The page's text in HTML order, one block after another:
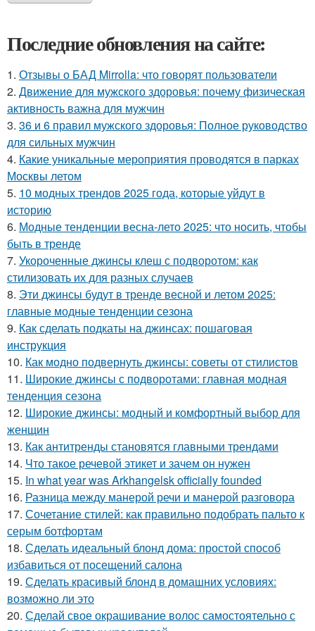
Последние обновления на сайте:
1. Отзывы о БАД Mirrolla: что говорят пользователи
2. Движение для мужского здоровья: почему физическая
активность важна для мужчин
3. 36 и 6 правил мужского здоровья: Полное руководство
для сильных мужчин
4. Какие уникальные мероприятия проводятся в парках
Москвы летом
5. 10 модных трендов 2025 года, которые уйдут в
историю
6. Модные тенденции весна-лето 2025: что носить, чтобы
быть в тренде
7. Укороченные джинсы клеш с подворотом: как
стилизовать их для разных случаев
8. Эти джинсы будут в тренде весной и летом 2025:
главные модные тенденции сезона
9. Как сделать подкаты на джинсах: пошаговая
инструкция
10. Как модно подвернуть джинсы: советы от стилистов
11. Широкие джинсы с подворотами: главная модная
тенденция сезона
12. Широкие джинсы: модный и комфортный выбор для
женщин
13. Как антитренды становятся главными трендами
14. Что такое речевой этикет и зачем он нужен
15. In what year was Arkhangelsk officially founded
16. Разница между манерой речи и манерой разговора
17. Сочетание стилей: как правильно подобрать пальто к
серым ботфортам
18. Сделать идеальный блонд дома: простой способ
избавиться от посещений салона
19. Сделать красивый блонд в домашних условиях:
возможно ли это
20. Сделай свое окрашивание волос самостоятельно с